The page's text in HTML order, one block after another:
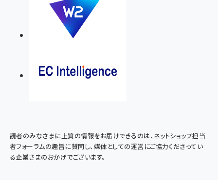
読者のみなさまに上質の情報をお届けできるのは、ネットショップ担当
者フォーラムの趣旨に賛同し、媒体としての運営にご協力くださってい
る企業さまのおかげでございます。